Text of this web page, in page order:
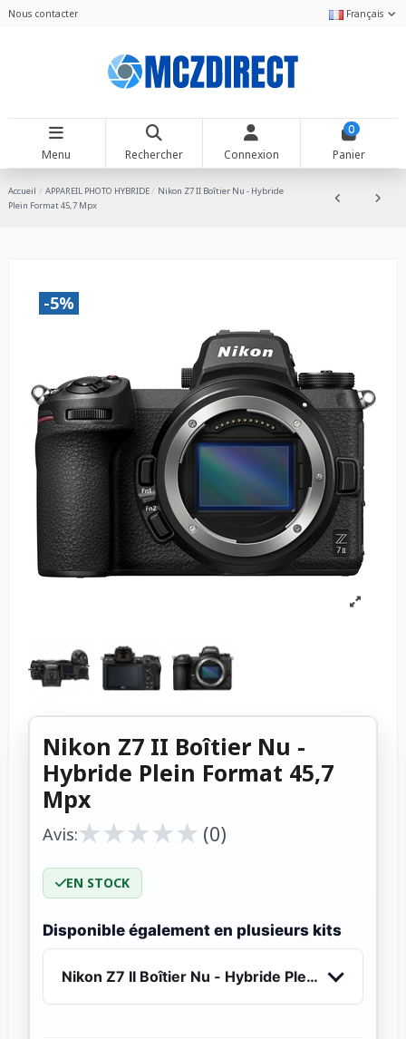
Nous contacter Français
Menu Rechercher Connexion
0
Panier
Accueil APPAREIL PHOTO HYBRIDE
Nikon Z7 II Boîtier Nu - Hybride
Plein Format 45,7 Mpx
-5%
Nikon Z7 II Boîtier Nu -
Hybride Plein Format 45,7
Mpx
Avis:★
★★
★★
★★
★★
★ (0)
EN STOCK
Disponible également en plusieurs kits
Nikon Z7 II Boîtier Nu - Hybride Plein Format